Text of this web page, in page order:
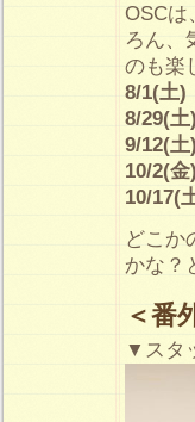
OSCは
ろん、
のも楽
8/1(土)
8/29(土
9/12(土
10/2(金
10/17(
どこか
かな？
＜番
▼スタ